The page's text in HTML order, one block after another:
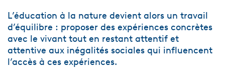
L’éducation à la nature devient alors un travail
d’équilibre : proposer des expériences concrètes
avec le vivant tout en restant attentif et
attentive aux inégalités sociales qui influencent
l’accès à ces expériences.